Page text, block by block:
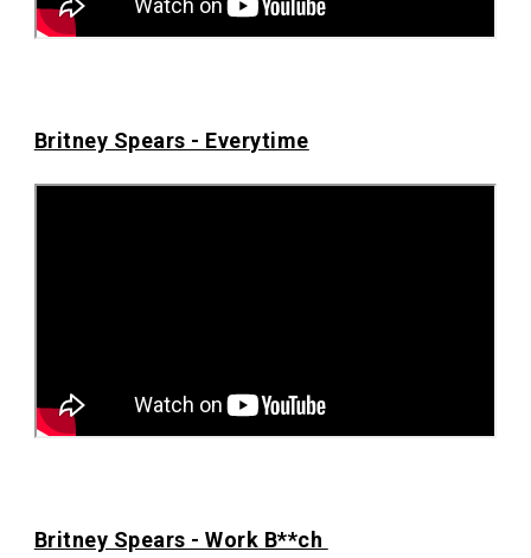
Britney Spears - Everytime
Britney Spears - Work B**ch